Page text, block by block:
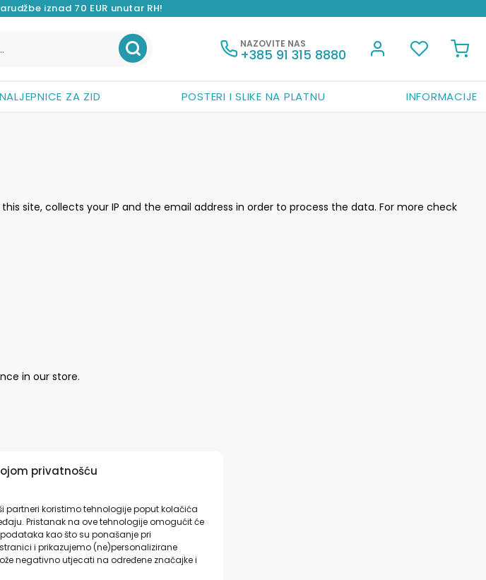
privatnošću
partneri koristimo tehnologije poput kolačića
Pristanak na ove tehnologije omogućit će
kao što su ponašanje pri
i prikazujemo (ne)personalizirane
negativno utjecati na određene značajke i
iznad 70 EUR unutar RH!
NALJEPNICE ZA ZID POSTERI I SLIKE NA PLATNU INFORMACIJE
NAZOVITE NAS
+385 91 315 8880
this site, collects your IP and the email address in order to process the data. For more check
in our store.
we store for you.